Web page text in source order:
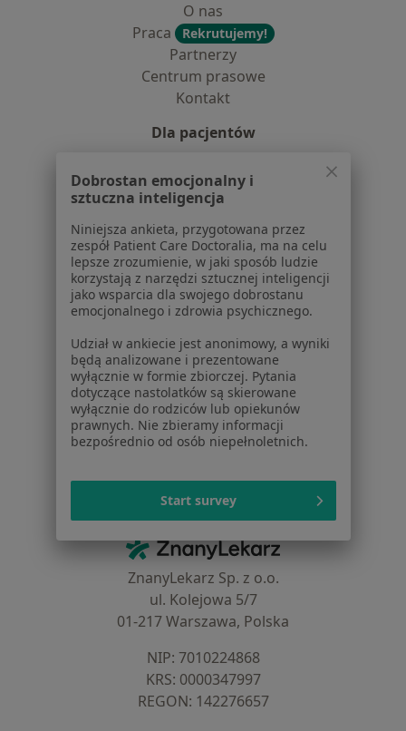
O nas
Praca
Rekrutujemy!
Partnerzy
Centrum prasowe
Kontakt
Dla pacjentów
Placówki medyczne
Pytania i odpowiedzi
Usługi i zabiegi
Choroby
Pomoc
Aplikacje mobilne
Blog dla pacjentów
Dla profesjonalistów
Cennik
Dla lekarzy
Dla placówek medycznych
nowość
Centrum Pomocy dla Specjalisty
Kontakt ZnanyLekarz - Strona główna
ZnanyLekarz Sp. z o.o.
ul. Kolejowa 5/7
01-217 Warszawa, Polska
NIP: ⁠7010224868
KRS: ⁠0000347997
REGON: ⁠142276657
Dobrostan emocjonalny i
sztuczna inteligencja
Niniejsza ankieta, przygotowana przez
zespół Patient Care Doctoralia, ma na celu
lepsze zrozumienie, w jaki sposób ludzie
korzystają z narzędzi sztucznej inteligencji
jako wsparcia dla swojego dobrostanu
emocjonalnego i zdrowia psychicznego.
Udział w ankiecie jest anonimowy, a wyniki
będą analizowane i prezentowane
wyłącznie w formie zbiorczej. Pytania
dotyczące nastolatków są skierowane
wyłącznie do rodziców lub opiekunów
prawnych. Nie zbieramy informacji
bezpośrednio od osób niepełnoletnich.
Start survey